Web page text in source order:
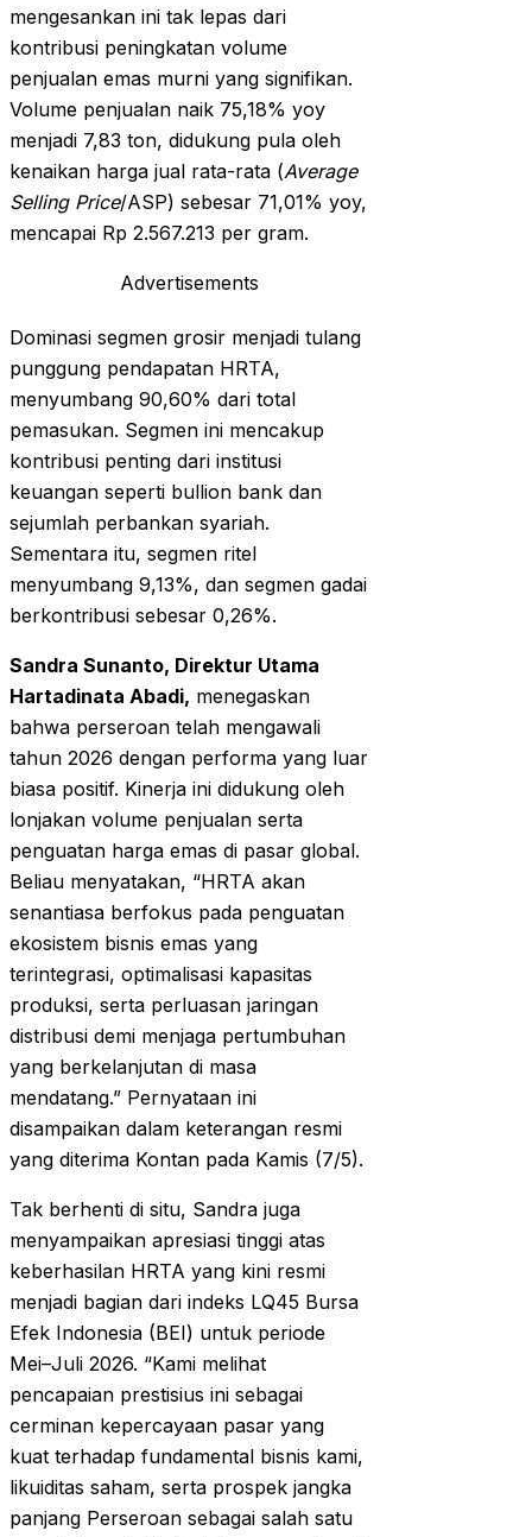
mengesankan ini tak lepas dari
kontribusi peningkatan volume
penjualan emas murni yang signifikan.
Volume penjualan naik 75,18% yoy
menjadi 7,83 ton, didukung pula oleh
kenaikan harga jual rata-rata (Average
Selling Price/ASP) sebesar 71,01% yoy,
mencapai Rp 2.567.213 per gram.
Advertisements
Dominasi segmen grosir menjadi tulang
punggung pendapatan HRTA,
menyumbang 90,60% dari total
pemasukan. Segmen ini mencakup
kontribusi penting dari institusi
keuangan seperti bullion bank dan
sejumlah perbankan syariah.
Sementara itu, segmen ritel
menyumbang 9,13%, dan segmen gadai
berkontribusi sebesar 0,26%.
Sandra Sunanto, Direktur Utama
Hartadinata Abadi, menegaskan
bahwa perseroan telah mengawali
tahun 2026 dengan performa yang luar
biasa positif. Kinerja ini didukung oleh
lonjakan volume penjualan serta
penguatan harga emas di pasar global.
Beliau menyatakan, “HRTA akan
senantiasa berfokus pada penguatan
ekosistem bisnis emas yang
terintegrasi, optimalisasi kapasitas
produksi, serta perluasan jaringan
distribusi demi menjaga pertumbuhan
yang berkelanjutan di masa
mendatang.” Pernyataan ini
disampaikan dalam keterangan resmi
yang diterima Kontan pada Kamis (7/5).
Tak berhenti di situ, Sandra juga
menyampaikan apresiasi tinggi atas
keberhasilan HRTA yang kini resmi
menjadi bagian dari indeks LQ45 Bursa
Efek Indonesia (BEI) untuk periode
Mei–Juli 2026. “Kami melihat
pencapaian prestisius ini sebagai
cerminan kepercayaan pasar yang
kuat terhadap fundamental bisnis kami,
likuiditas saham, serta prospek jangka
panjang Perseroan sebagai salah satu